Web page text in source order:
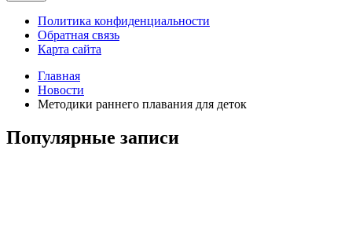
Политика конфиденциальности
Обратная связь
Карта сайта
Главная
Новости
Методики раннего плавания для деток
Популярные записи